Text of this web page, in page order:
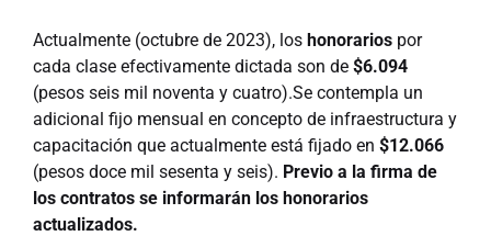
Actualmente (octubre de 2023), los honorarios por
cada clase efectivamente dictada son de $6.094
(pesos seis mil noventa y cuatro).Se contempla un
adicional fijo mensual en concepto de infraestructura y
capacitación que actualmente está fijado en $12.066
(pesos doce mil sesenta y seis). Previo a la firma de
los contratos se informarán los honorarios
actualizados.